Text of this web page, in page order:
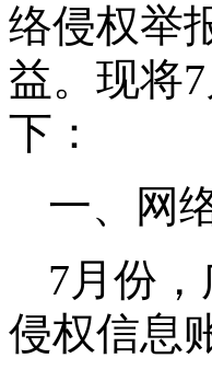
络侵权举
益。现将
下：
一、网
7月份
侵权信息